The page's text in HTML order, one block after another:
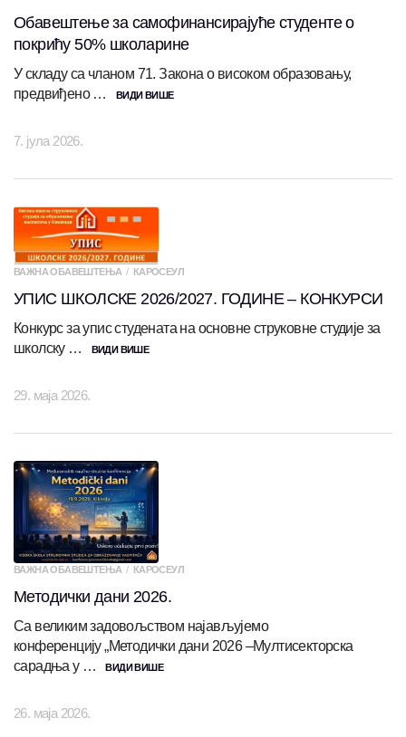
Обавештење за самофинансирајуће студенте о
покрићу 50% школарине
У складу са чланом 71. Закона о високом образовању,
предвиђено …
ВИДИ ВИШЕ
7. јула 2026.
ВАЖНА ОБАВЕШТЕЊА КАРОСЕУЛ
УПИС ШКОЛСКЕ 2026/2027. ГОДИНЕ – КОНКУРСИ
Конкурс за упис студената на основне струковне студије за
школску …
ВИДИ ВИШЕ
29. маја 2026.
ВАЖНА ОБАВЕШТЕЊА КАРОСЕУЛ
Методички дани 2026.
Са великим задовољством најављујемо
конференцију „Методички дани 2026 –Мултисекторска
сарадња у …
ВИДИ ВИШЕ
26. маја 2026.